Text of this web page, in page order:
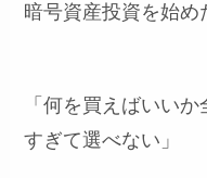
暗号資産投資を始め
「何を買えばいい
すぎて選べない」